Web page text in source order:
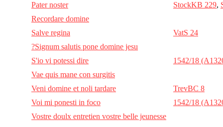
Pater noster
StockKB 229,
Recordare domine
Salve regina
VatS 24
?Signum salutis pone domine jesu
S'io vi potessi dire
1542/18
Vae quis mane con surgitis
Veni domine et noli tardare
TrevBC 8
Voi mi ponesti in foco
1542/18
Vostre doulx entretien vostre belle jeunesse